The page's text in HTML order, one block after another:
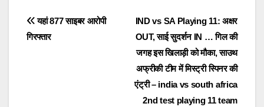
Post
IND vs SA Playing 11: अक्षर
OUT, साई सुदर्शन IN … गिल की
जगह इस ख‍िलाड़ी को मौका, साउथ
अफ्रीकी टीम में मिस्ट्री स्पिनर की
एंट्री – india vs south africa
2nd test playing 11 team
यहां 877 साइबर आरोपी
गिरफ्तार